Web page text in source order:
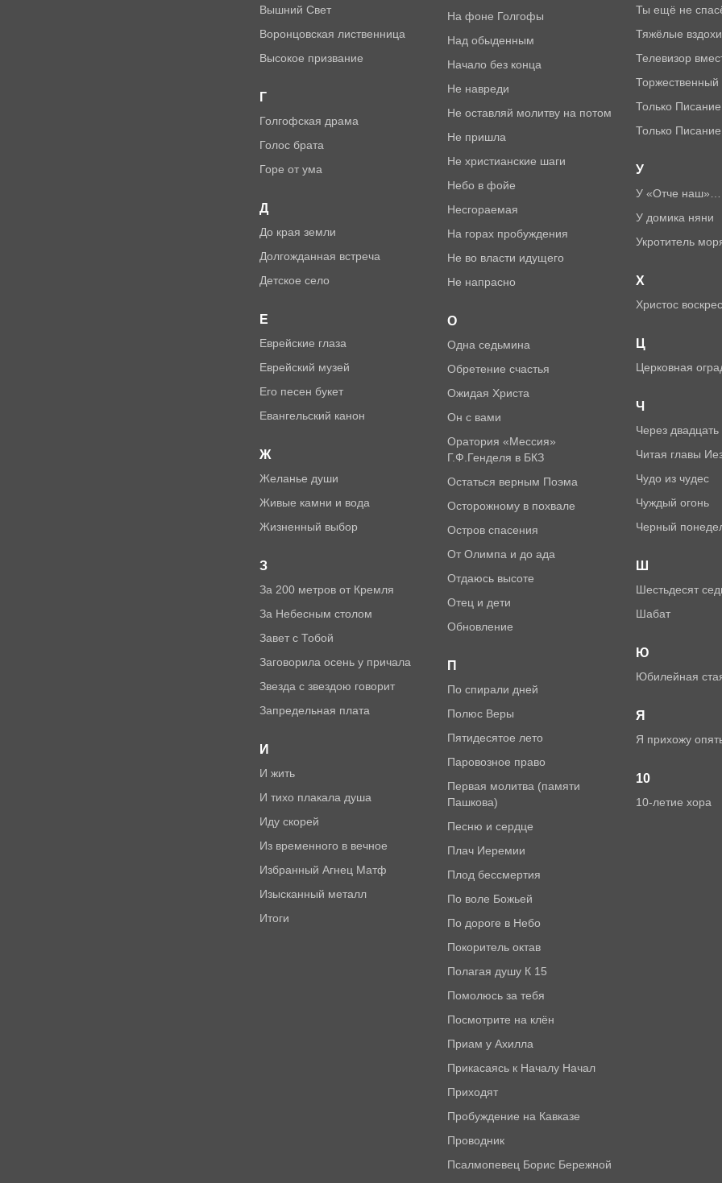
Вышний Свет
Воронцовская лиственница
Высокое призвание
Г
Голгофская драма
Голос брата
Горе от ума
Д
До края земли
Долгожданная встреча
Детское село
Е
Еврейские глаза
Еврейский музей
Его песен букет
Евангельский канон
Ж
Желанье души
Живые камни и вода
Жизненный выбор
З
За 200 метров от Кремля
За Небесным столом
Завет с Тобой
Заговорила осень у причала
Звезда с звездою говорит
Запредельная плата
И
И жить
И тихо плакала душа
Иду скорей
Из временного в вечное
Избранный Агнец Матф
Изысканный металл
Итоги
На фоне Голгофы
Над обыденным
Начало без конца
Не навреди
Не оставляй молитву на потом
Не пришла
Не христианские шаги
Небо в фойе
Несгораемая
На горах пробуждения
Не во власти идущего
Не напрасно
О
Одна седьмина
Обретение счастья
Ожидая Христа
Он с вами
Оратория «Мессия»
Г.Ф.Генделя в БКЗ
Остаться верным Поэма
Осторожному в похвале
Остров спасения
От Олимпа и до ада
Отдаюсь высоте
Отец и дети
Обновление
П
По спирали дней
Полюс Веры
Пятидесятое лето
Паровозное право
Первая молитва (памяти
Пашкова)
Песню и сердце
Плач Иеремии
Плод бессмертия
По воле Божьей
По дороге в Небо
Покоритель октав
Полагая душу К 15
Помолюсь за тебя
Посмотрите на клён
Приам у Ахилла
Прикасаясь к Началу Начал
Приходят
Пробуждение на Кавказе
Проводник
Псалмопевец Борис Бережной
Ты ещё не
Тяжёлые вздохи
Телевизор
Торжественный
Только Писание
Только
У
У «Отче наш»…
У домика няни
Укротитель
Х
Христос
Ц
Церковная
Ч
Через двадцать
Читая главы
Чудо из чудес
Чуждый огонь
Черный
Ш
Шестьдесят
Шабат
Ю
Юбилейная
Я
Я прихожу
10
10-летие хора